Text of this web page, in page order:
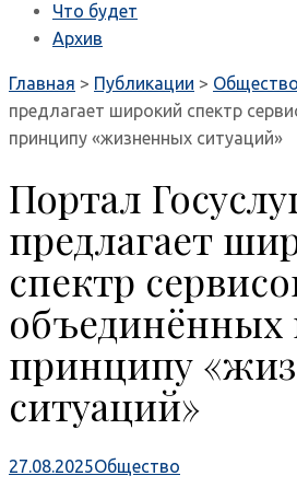
Что будет
Архив
Главная > Публикации > Общество
предлагает широкий спектр
принципу «жизненных ситуаций»
Портал
предлагает
спектр
объединённых
принципу
ситуаций»
27.08.2025Общество